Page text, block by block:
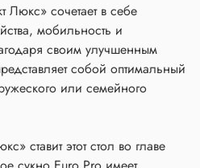
Люкс» сочетает в себе
мобильность и
своим улучшенным
собой оптимальный
или семейного
ставит этот стол во главе